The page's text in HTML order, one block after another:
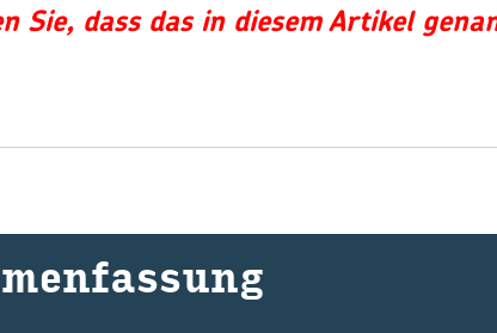
Sie, dass das in diesem Artikel